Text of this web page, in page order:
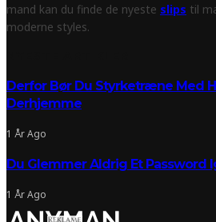
mand kan du finde de nyeste slips til
moderne styles.
Derfor Bør Du Styrketræne Med
Derhjemme
1 År Ago
Du Glemmer Aldrig Et Password
1 År Ago